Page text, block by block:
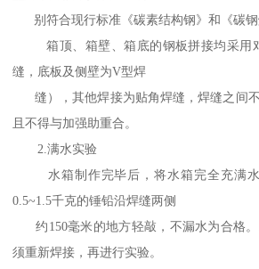
别符合现行标准《碳素结构钢》和《碳钢
箱顶、箱壁、箱底的钢板拼接均采用
缝，底板及侧壁为V型焊
缝），其他焊接为贴角焊缝，焊缝之间不
且不得与加强助重合。
2.满水实验
水箱制作完毕后，将水箱完全充满水
0.5~1.5千克的锤铅沿焊缝两侧
约150毫米的地方轻敲，不漏水为合格。
须重新焊接，再进行实验。